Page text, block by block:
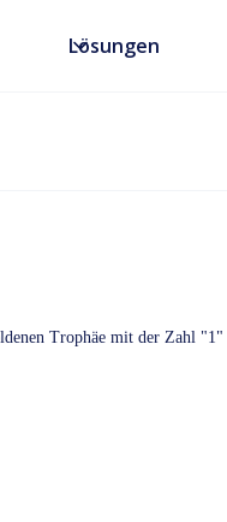
Lösungen